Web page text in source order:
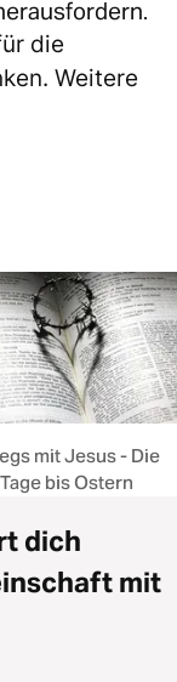
die
Weitere
mit Jesus - Die
bis Ostern
dich
mit